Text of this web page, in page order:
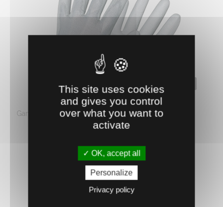
GANTS SKINPRO ROSTAING
Gant fin et ultra-léger, pour les travaux de précision du
bâtiment (plomberie, ...
This site uses cookies
and gives you control
over what you want to
activate
OK, accept all
Personalize
Privacy policy